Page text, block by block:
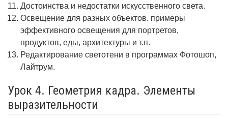
Достоинства и недостатки искусственного света.
Освещение для разных объектов. примеры
эффективного освещения для портретов,
продуктов, еды, архитектуры и т.п.
Редактирование светотени в программах Фотошоп,
Лайтрум.
Урок 4. Геометрия кадра. Элементы
выразительности